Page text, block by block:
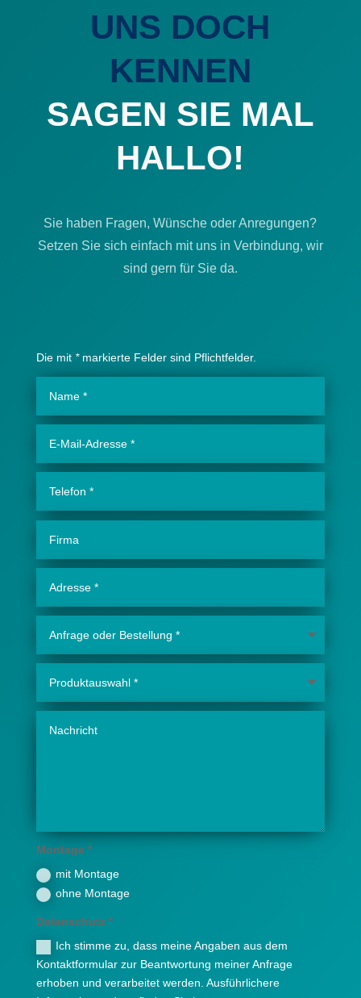
UNS DOCH
KENNEN
SAGEN SIE MAL
HALLO!
Sie haben Fragen, Wünsche oder Anregungen?
Setzen Sie sich einfach mit uns in Verbindung, wir
sind gern für Sie da.
Die mit *markierte Felder sind Pflichtfelder.
Montage *
mit Montage
ohne Montage
Datenschutz *
Ich stimme zu, dass meine Angaben aus dem
Kontaktformular zur Beantwortung meiner Anfrage
erhoben und verarbeitet werden. Ausführlichere